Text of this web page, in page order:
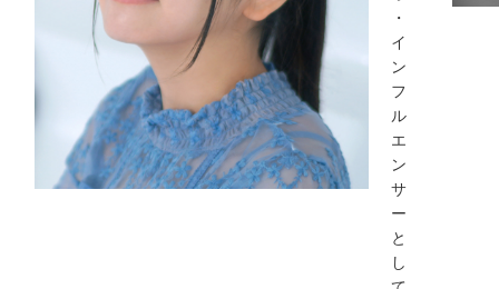
・
イ
ン
フ
ル
エ
ン
サ
ー
と
し